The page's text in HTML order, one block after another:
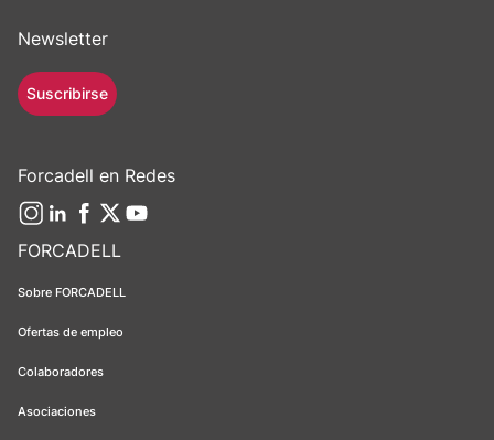
FORCADELL
Sobre FORCADELL
Ofertas de empleo
Colaboradores
Asociaciones
Newsletter
Suscribirse
Forcadell en Redes